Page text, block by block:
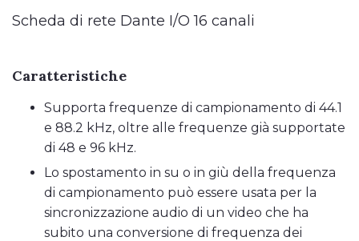
Scheda di rete Dante I/O 16 canali
Caratteristiche
Supporta frequenze di campionamento di 44.1
e 88.2 kHz, oltre alle frequenze già supportate
di 48 e 96 kHz.
Lo spostamento in su o in giù della frequenza
di campionamento può essere usata per la
sincronizzazione audio di un video che ha
subito una conversione di frequenza dei